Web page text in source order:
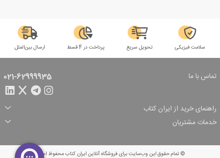
سلامت فیزیکی تحویل سریع پرداخت در 4 قسط ارسال بین‌الملل
تماس با ما 021-62999935
راهنمای خرید از ایران کتاب
ثبت سفارش
شرایط ارسال سفارش
شیوه پرداخت
تخفیف‌های خرید
خدمات مشتریان
© تمام حقوق این وب‌سایت برای فروشگاه آنلاین ایران کتاب محفوظ است.